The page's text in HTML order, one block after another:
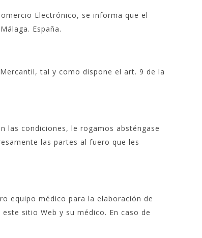
Electrónico, se informa que el
España.
tal y como dispone el art. 9 de la
las condiciones, le rogamos absténgase
las partes al fuero que les
equipo médico para la elaboración de
sitio Web y su médico. En caso de